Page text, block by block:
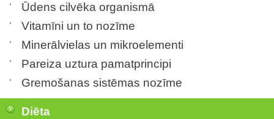
Ūdens cilvēka organismā
Vitamīni un to nozīme
Minerālvielas un mikroelementi
Pareiza uztura pamatprincipi
Gremošanas sistēmas nozīme
Diēta